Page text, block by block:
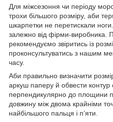
Для міжсезоння чи періоду
трохи більшого розміру, аби
шкарпетки не перетискали
залежно від фірми-виробника.
рекомендуємо звіритись із
проконсультуватись з нашим
часу.
Аби правильно визначити
аркуш паперу й обвести
перпендикулярно до площини
довжину між двома крайніми
найбільшого пальця і п’яти.